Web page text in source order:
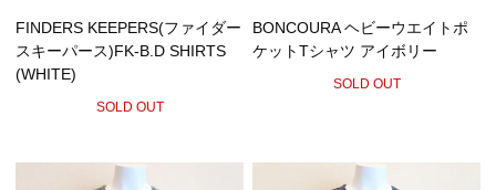
FINDERS KEEPERS(ファイダー
スキーパース)FK-B.D SHIRTS
(WHITE)
SOLD OUT
BONCOURA ヘビーウエイトポ
ケットTシャツ アイボリー
SOLD OUT